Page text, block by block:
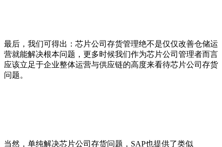
最后，我们可得出：芯片公司存货管理绝不是仅仅改善仓储运
营就能解决根本问题，更多时候我们作为芯片公司管理者而言
应该立足于企业整体运营与供应链的高度来看待芯片公司存货
问题。
当然，单纯解决芯片公司存货问题，SAP也提供了类似